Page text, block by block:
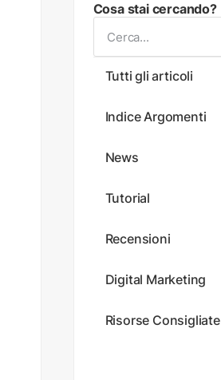
Cosa stai cercando?
Tutti gli articoli
Indice Argomenti
News
Tutorial
Recensioni
Digital Marketing
Risorse Consigliate